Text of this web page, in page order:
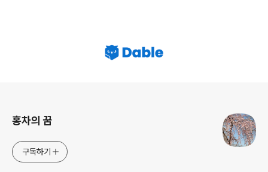
홍차의 꿈
구독하기